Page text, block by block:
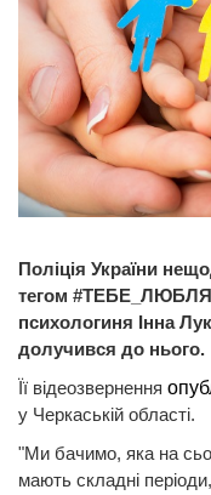
Поліція України
тегом
психологиня Інна
долучився до нього.
Її відеозвернення
у Черкаській області.
"Ми бачимо, яка на
мають складні